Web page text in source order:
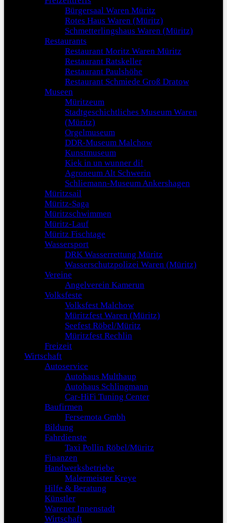
Bürgersaal Waren Müritz
Rotes Haus Waren (Müritz)
Schmetterlingshaus Waren (Müritz)
Restaurants
Restaurant Moritz Waren Müritz
Restaurant Ratskeller
Restaurant Paulshöhe
Restaurant Schmiede Groß Dratow
Museen
Müritzeum
Stadtgeschichtliches Museum Waren
(Müritz)
Orgelmuseum
DDR-Museum Malchow
Kunstmuseum
Kiek in un wunner di!
Agroneum Alt Schwerin
Schliemann-Museum Ankershagen
Müritzsail
Müritz-Saga
Müritzschwimmen
Müritz-Lauf
Müritz Fischtage
Wassersport
DRK Wasserrettung Müritz
Wasserschutzpolizei Waren (Müritz)
Vereine
Angelverein Kamerun
Volksfeste
Volksfest Malchow
Müritzfest Waren (Müritz)
Seefest Röbel/Müritz
Müritzfest Rechlin
Freizeit
Wirtschaft
Autoservice
Autohaus Multhaup
Autohaus Schlingmann
Car-HiFi Tuning Center
Baufirmen
Fersemota Gmbh
Bildung
Fahrdienste
Taxi Pollin Röbel/Müritz
Finanzen
Handwerksbetriebe
Malermeister Kreye
Hilfe & Beratung
Künstler
Warener Innenstadt
Wirtschaft